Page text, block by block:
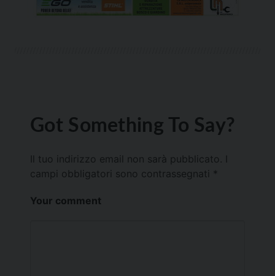
Got Something To Say?
Il tuo indirizzo email non sarà pubblicato.
campi obbligatori sono contrassegnati *
Your comment